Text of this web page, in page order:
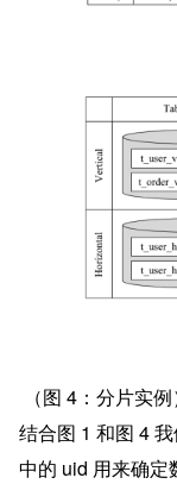
（图 4：分片实例
结合图 1 和图 4
中的 uid 用来确定